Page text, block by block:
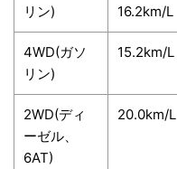
リン)
16.2km/L
4WD(ガソ
リン)
15.2km/L
2WD(ディ
ーゼル、
6AT)
20.0km/L